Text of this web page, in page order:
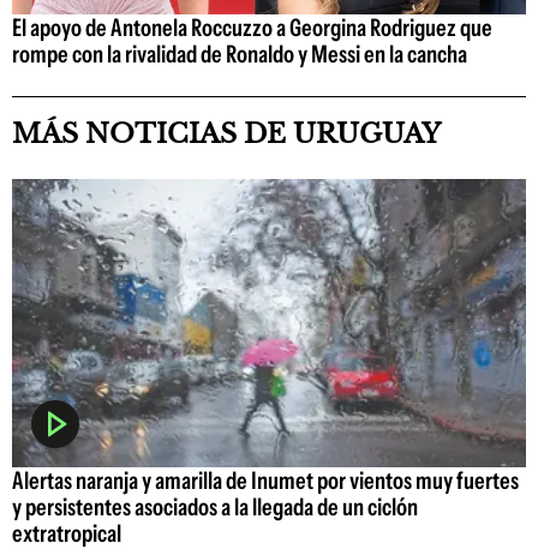
El apoyo de Antonela Roccuzzo a Georgina Rodriguez que
rompe con la rivalidad de Ronaldo y Messi en la cancha
MÁS NOTICIAS DE URUGUAY
Alertas naranja y amarilla de Inumet por vientos muy fuertes
y persistentes asociados a la llegada de un ciclón
extratropical